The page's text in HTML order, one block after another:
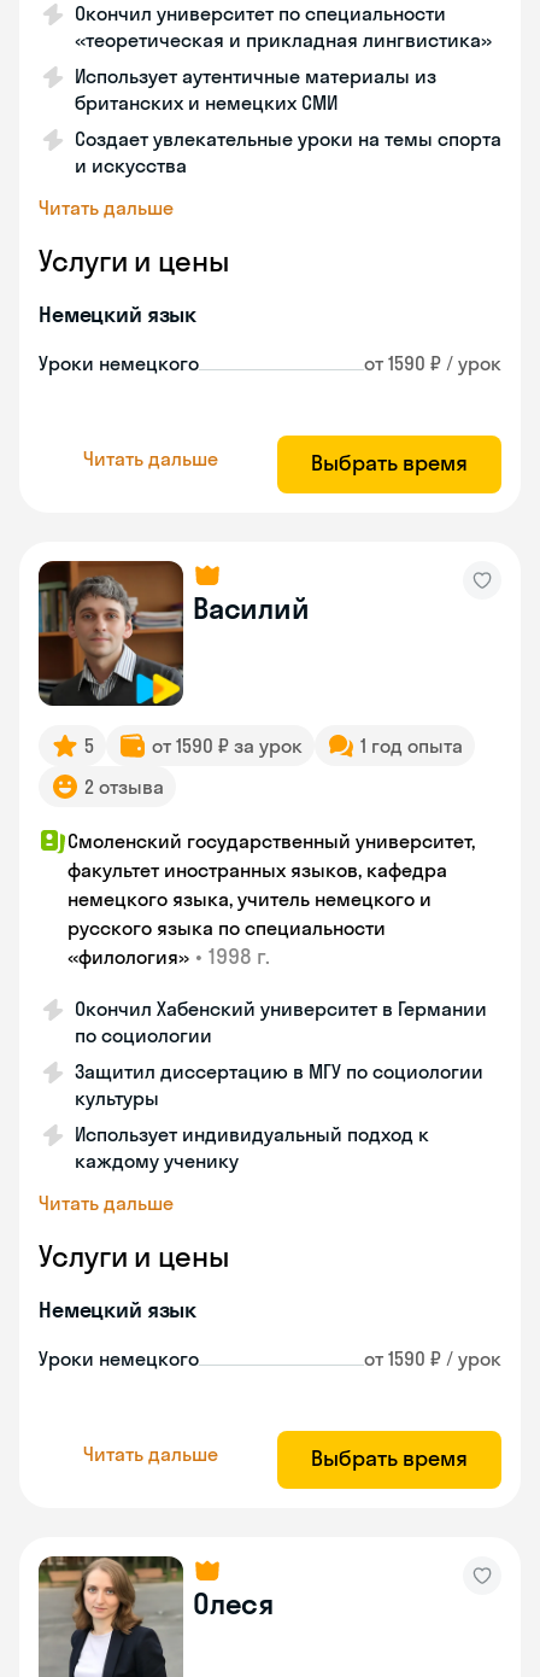
Окончил университет по специальности
«теоретическая и прикладная лингвистика»
Использует аутентичные материалы из
британских и немецких СМИ
Создает увлекательные уроки на темы спорта
и искусства
Читать дальше
Услуги и цены
Немецкий язык
Уроки немецкого от 1590 ₽ / урок
Читать дальше Выбрать время
Василий
5 от 1590 ₽ за урок
1 год опыта
2 отзыва
Смоленский государственный университет,
факультет иностранных языков, кафедра
немецкого языка, учитель немецкого и
русского языка по специальности
«филология» • 1998 г.
Окончил Хабенский университет в Германии
по социологии
Защитил диссертацию в МГУ по социологии
культуры
Использует индивидуальный подход к
каждому ученику
Читать дальше
Услуги и цены
Немецкий язык
Уроки немецкого от 1590 ₽ / урок
Читать дальше Выбрать время
Олеся